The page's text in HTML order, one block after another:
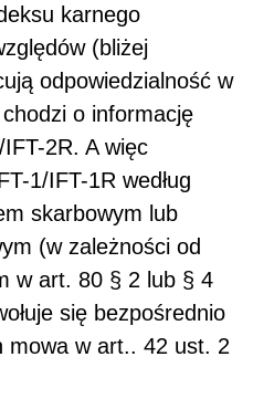
karnego
(bliżej
odpowiedzialność w
o informację
2R. A więc
1/IFT-1R według
skarbowym lub
(w zależności od
w art. 80 § 2 lub § 4
się bezpośrednio
mowa w art.. 42 ust. 2